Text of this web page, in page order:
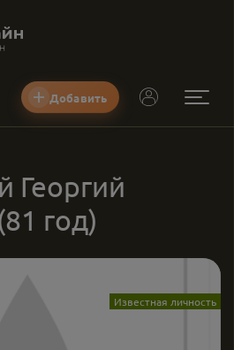
Добавить
Георгий
год)
Известная личность